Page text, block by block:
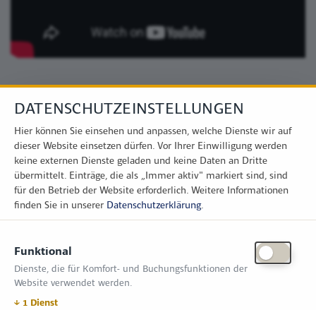
Zimper Media GmbH
Reinhardtstr. 31, 10117 Berlin
Tel.: +49 (0) 30 814 50 12 600
office@kommunal.de
DATENSCHUTZEINSTELLUNGEN
Hier können Sie einsehen und anpassen, welche Dienste wir auf
dieser Website einsetzen dürfen. Vor Ihrer Einwilligung werden
keine externen Dienste geladen und keine Daten an Dritte
übermittelt. Einträge, die als „Immer aktiv" markiert sind, sind
für den Betrieb der Website erforderlich. Weitere Informationen
finden Sie in unserer Datenschutzerklärung.
Funktional
Dienste, die für Komfort- und Buchungsfunktionen der
Website verwendet werden.
↓ 1 Dienst